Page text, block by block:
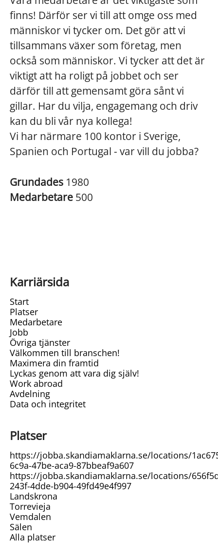
finns! Därför ser vi till att omge oss med
människor vi tycker om. Det gör att vi
tillsammans växer som företag, men
också som människor. Vi tycker att det är
viktigt att ha roligt på jobbet och ser
därför till att gemensamt göra sånt vi
gillar. Har du vilja, engagemang och driv
kan du bli vår nya kollega!
Vi har närmare 100 kontor i Sverige,
Spanien och Portugal - var vill du jobba?
Grundades 1980
Medarbetare 500
Karriärsida
Start
Platser
Medarbetare
Jobb
Övriga tjänster
Välkommen till branschen!
Maximera din framtid
Lyckas genom att vara dig själv!
Work abroad
Avdelning
Data och integritet
Platser
https://jobba.skandiamaklarna.se/locations/
6c9a-47be-aca9-87bbeaf9a607
https://jobba.skandiamaklarna.se/locations/
243f-4dde-b904-49fd49e4f997
Landskrona
Torrevieja
Vemdalen
Sälen
Alla platser